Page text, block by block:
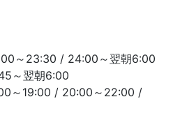
～23:30 / 24:00～翌朝6:00
～翌朝6:00
～19:00 / 20:00～22:00 /